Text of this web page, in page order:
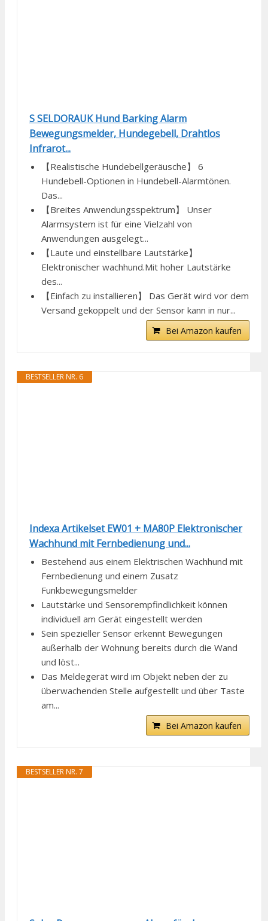
S SELDORAUK Hund Barking Alarm
Bewegungsmelder, Hundegebell, Drahtlos
Infrarot...
【Realistische Hundebellgeräusche】 6
Hundebell-Optionen in Hundebell-Alarmtönen.
Das...
【Breites Anwendungsspektrum】 Unser
Alarmsystem ist für eine Vielzahl von
Anwendungen ausgelegt...
【Laute und einstellbare Lautstärke】
Elektronischer wachhund.Mit hoher Lautstärke
des...
【Einfach zu installieren】 Das Gerät wird vor dem
Versand gekoppelt und der Sensor kann in nur...
Bei Amazon kaufen
BESTSELLER NR. 6
Indexa Artikelset EW01 + MA80P Elektronischer
Wachhund mit Fernbedienung und...
Bestehend aus einem Elektrischen Wachhund mit
Fernbedienung und einem Zusatz
Funkbewegungsmelder
Lautstärke und Sensorempfindlichkeit können
individuell am Gerät eingestellt werden
Sein spezieller Sensor erkennt Bewegungen
außerhalb der Wohnung bereits durch die Wand
und löst...
Das Meldegerät wird im Objekt neben der zu
überwachenden Stelle aufgestellt und über Taste
am...
Bei Amazon kaufen
BESTSELLER NR. 7